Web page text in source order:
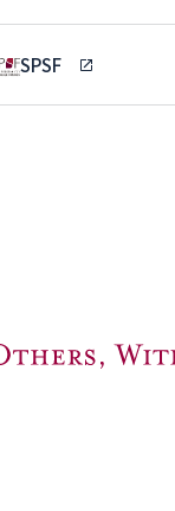
SPSF